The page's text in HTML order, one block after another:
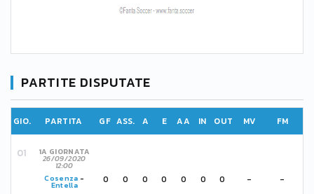
PARTITE DISPUTATE
GIO. PARTITA GF ASS. A E AA IN OUT MV FM
1A GIORNATA
26/09/2020
12:00
Cosenza -
Entella 0 0 0 0 0 0 0 - -